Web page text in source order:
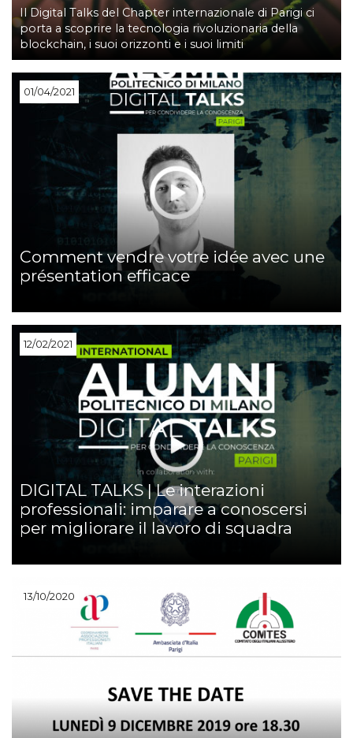
Il Digital Talks del Chapter internazionale di Parigi ci
porta a scoprire la tecnologia rivoluzionaria della
blockchain, i suoi orizzonti e i suoi limiti
Comment vendre votre idée avec une
présentation efficace
01/04/2021
DIGITAL TALKS | Le interazioni
professionali: imparare a conoscersi
per migliorare il lavoro di squadra
12/02/2021
13/10/2020